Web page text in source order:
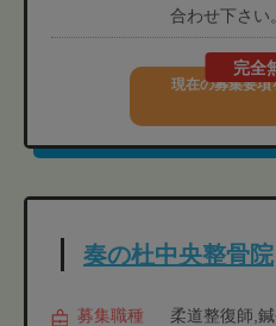
合わせ下さい。
完全
現在の募集要項
奏の杜中央整骨院
募集職種 柔道整復師,